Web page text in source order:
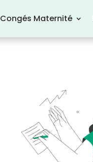
Congés Maternité